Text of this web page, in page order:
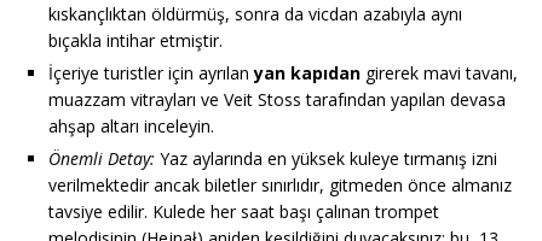
kıskançlıktan öldürmüş, sonra da vicdan azabıyla aynı
bıçakla intihar etmiştir.
İçeriye turistler için ayrılanyan kapıdan girerek mavi tavanı,
muazzam vitrayları ve Veit Stoss tarafından yapılan devasa
ahşap altarı inceleyin.
Önemli Detay: Yaz aylarında en yüksek kuleye tırmanış izni
verilmektedir ancak biletler sınırlıdır, gitmeden önce almanız
tavsiye edilir. Kulede her saat başı çalınan trompet